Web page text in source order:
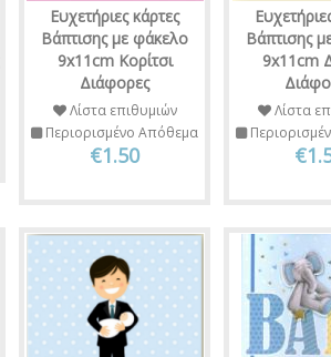
Ευχετήριες κάρτες
Βάπτισης με φάκελο
9x11cm Κορίτσι
Διάφορες
Λίστα επιθυμιών
Περιορισμένο Απόθεμα
€1.50
Βάπτισης
9x11cm
Λίστα